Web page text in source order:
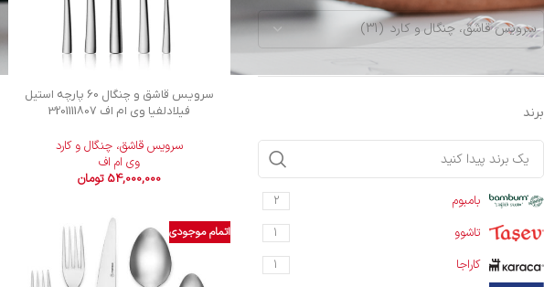
سرویس قاشق، چنگال و کارد (31)
برند
بامبوم 2
تاشوو 1
کاراجا 1
سرویس قاشق و چنگال 60 پارچه استیل
فیلادلفیا وی ام اف 3201111807
سرویس قاشق، چنگال و کارد
وی ام اف
54,000,000 تومان
اتمام موجودی